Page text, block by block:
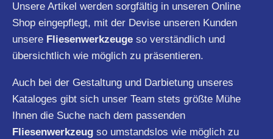
Unsere Artikel werden sorgfältig in unseren Online
Shop eingepflegt, mit der Devise unseren Kunden
unsere Fliesenwerkzeuge so verständlich und
übersichtlich wie möglich zu präsentieren.
Auch bei der Gestaltung und Darbietung unseres
Kataloges gibt sich unser Team stets größte Mühe
Ihnen die Suche nach dem passenden
Fliesenwerkzeug so umstandslos wie möglich zu